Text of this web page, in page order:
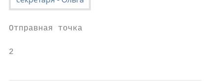
Отправная точка
2